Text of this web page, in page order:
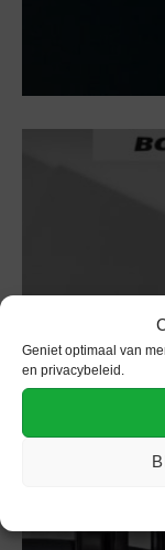
Geniet optimaal van
en privacybeleid.